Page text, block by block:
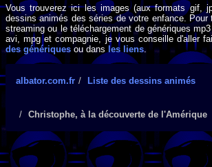
Vous trouverez ici les images (aux formats gif,
dessins animés des séries de votre enfance. Pour
streaming ou le téléchargement de génériques
avi, mpg et compagnie, je vous conseille d'aller
des génériques ou dans les liens.
albator.com.fr Liste des dessins animés
Christophe, à la découverte de l'Amérique